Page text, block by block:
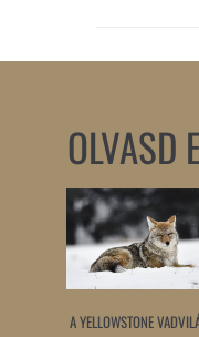
OLVASD
A YELLOWSTONE